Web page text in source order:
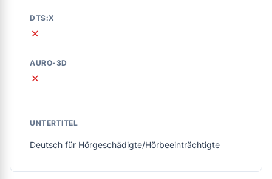
DTS:X
✗
AURO-3D
✗
UNTERTITEL
Deutsch für Hörgeschädigte/Hörbeeinträchtigte